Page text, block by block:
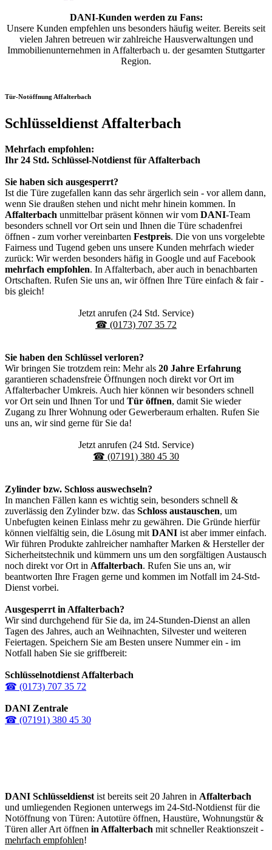
DANI-Kunden werden zu Fans:
Unsere Kunden empfehlen uns besonders häufig weiter. Bereits seit
vielen Jahren betreuen wir zahlreiche Hausverwaltungen und
Immobilienunternehmen in Affalterbach u. der gesamten Stuttgarter
Region.
Tür-Notöffnung Affalterbach
Schlüsseldienst Affalterbach
Mehrfach empfohlen:
Ihr 24 Std. Schlüssel-Notdienst für Affalterbach
Sie haben sich ausgesperrt?
Ist die Türe zugefallen kann das sehr ärgerlich sein - vor allem dann,
wenn Sie draußen stehen und nicht mehr hinein kommen. In
Affalterbach unmittelbar präsent können wir vom DANI-Team
besonders schnell vor Ort sein und Ihnen die Türe schadenfrei
öffnen - zum vorher vereinbarten Festpreis. Die von uns vorgelebte
Fairness und Tugend geben uns unsere Kunden mehrfach wieder
zurück: Wir werden besonders häfig in Google und auf Facebook
mehrfach empfohlen. In Affalterbach, aber auch in benachbarten
Ortschaften. Rufen Sie uns an, wir öffnen Ihre Türe einfach & fair -
bis gleich!
Jetzt anrufen (24 Std. Service)
☎ (0173) 707 35 72
Sie haben den Schlüssel verloren?
Wir bringen Sie trotzdem rein: Mehr als 20 Jahre Erfahrung
garantieren schadensfreie Öffnungen noch direkt vor Ort im
Affalterbacher Umkreis. Auch hier können wir besonders schnell
vor Ort sein und Ihnen Tor und Tür öffnen, damit Sie wieder
Zugang zu Ihrer Wohnung oder Gewerberaum erhalten. Rufen Sie
uns an, wir sind gerne für Sie da!
Jetzt anrufen (24 Std. Service)
☎ (07191) 380 45 30
Zylinder bzw. Schloss auswechseln?
In manchen Fällen kann es wichtig sein, besonders schnell &
zuverlässig den Zylinder bzw. das Schloss austauschen, um
Unbefugten keinen Einlass mehr zu gewähren. Die Gründe hierfür
können vielfältig sein, die Lösung mit DANI ist aber immer einfach.
Wir führen Produkte zahlreicher namhafter Marken & Hersteller der
Sicherheitstechnik und kümmern uns um den sorgfältigen Austausch
noch direkt vor Ort in Affalterbach. Rufen Sie uns an, wir
beantworten Ihre Fragen gerne und kommen im Notfall im 24-Std-
Dienst vorbei.
Ausgesperrt in Affalterbach?
Wir sind durchgehend für Sie da, im 24-Stunden-Dienst an allen
Tagen des Jahres, auch an Weihnachten, Silvester und weiteren
Feiertagen. Speichern Sie am Besten unsere Nummer ein - im
Notfall haben Sie sie griffbereit:
Schlüsselnotdienst Affalterbach
☎ (0173) 707 35 72
DANI Zentrale
☎ (07191) 380 45 30
DANI Schlüsseldienst ist bereits seit 20 Jahren in Affalterbach
und umliegenden Regionen unterwegs im 24-Std-Notdienst für die
Notöffnung von Türen: Autotüre öffnen, Haustüre, Wohnungstür &
Türen aller Art öffnen in Affalterbach mit schneller Reaktionszeit -
mehrfach empfohlen!